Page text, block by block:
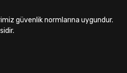
güvenlik normlarına uygundur.